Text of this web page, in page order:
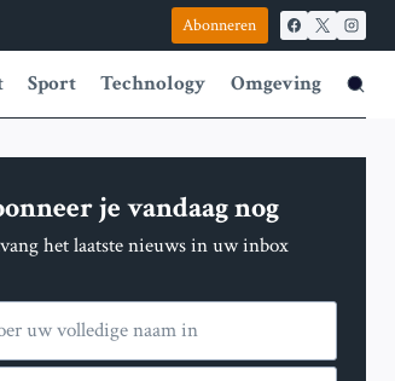
Abonneren
Sport Technology Omgeving
je vandaag nog
het laatste nieuws in uw inbox